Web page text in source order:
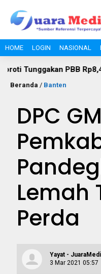
HOME LOGIN NASIONAL
PBB Rp8,4 Miliar PT
Beranda / Banten
DPC
Lemah
Perda
Yayat -
3 Mar 2021 05:57